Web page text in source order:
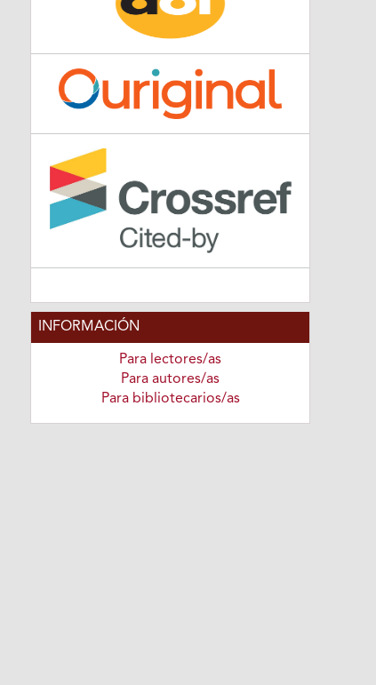
INFORMACIÓN
Para lectores/as
Para autores/as
Para bibliotecarios/as